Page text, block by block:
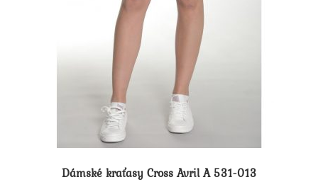
Dámské kraťasy Cross Avril A 531-013